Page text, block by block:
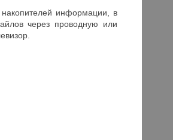
информации, в
через проводную или